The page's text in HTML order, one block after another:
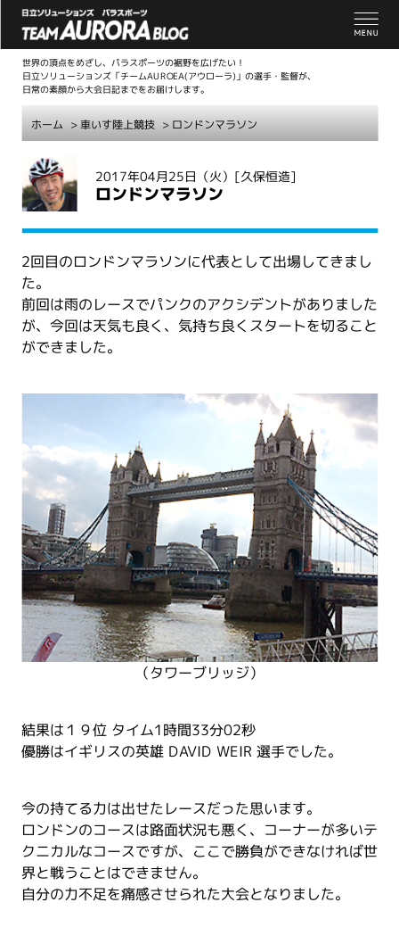
世界の頂点をめざし、パラスポーツの裾野を広げたい！
日立ソリューションズ「チームAUROEA(アウローラ)」の選手・監督が、
日常の素顔から大会日記までをお届けします。
ホーム >車いす陸上競技 > ロンドンマラソン
2017年04月25日（火） [久保恒造]
ロンドンマラソン
2回目のロンドンマラソンに代表として出場してきまし
た。
前回は雨のレースでパンクのアクシデントがありました
が、今回は天気も良く、気持ち良くスタートを切ること
ができました。
（タワーブリッジ）
結果は１９位 タイム1時間33分02秒
優勝はイギリスの英雄 DAVID WEIR 選手でした。
今の持てる力は出せたレースだった思います。
ロンドンのコースは路面状況も悪く、コーナーが多いテ
クニカルなコースですが、ここで勝負ができなければ世
界と戦うことはできません。
自分の力不足を痛感させられた大会となりました。